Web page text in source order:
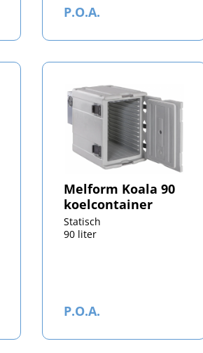
P.O.A.
Melform Koala 90
koelcontainer
Statisch
90 liter
P.O.A.